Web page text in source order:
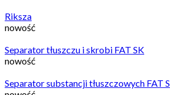
Riksza
nowość
Separator tłuszczu i skrobi FAT SK
nowość
Separator substancji tłuszczowych FAT S